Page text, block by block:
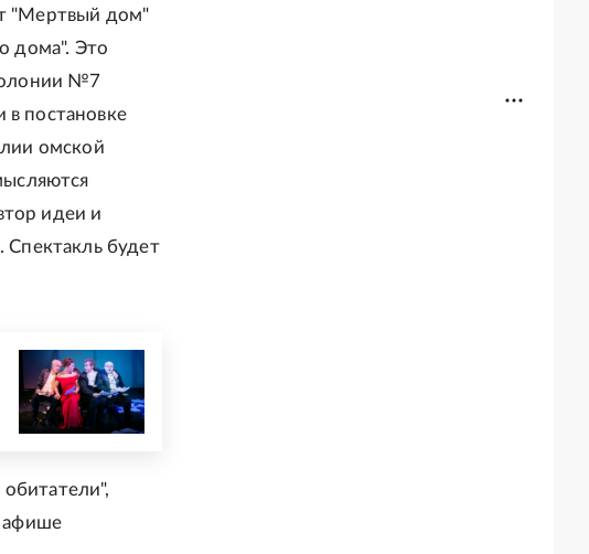
"Мертвый дом"
дома". Это
№7
постановке
омской
идеи и
будет
афише